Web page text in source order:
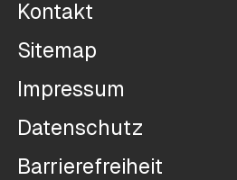
Kontakt
Sitemap
Impressum
Datenschutz
Barrierefreiheit